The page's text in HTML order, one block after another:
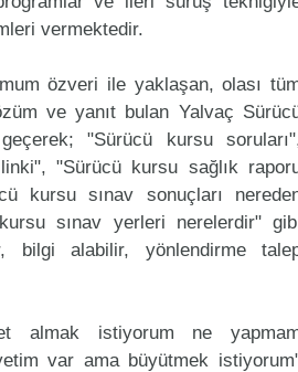
vermektedir.
özveri ile yaklaşan, olası
ve yanıt bulan Yalvaç
"Sürücü kursu
"Sürücü kursu sağlık
kursu sınav sonuçları
sınav yerleri nerelerdir"
bilgi alabilir, yönlendirme
almak istiyorum ne
var ama büyütmek